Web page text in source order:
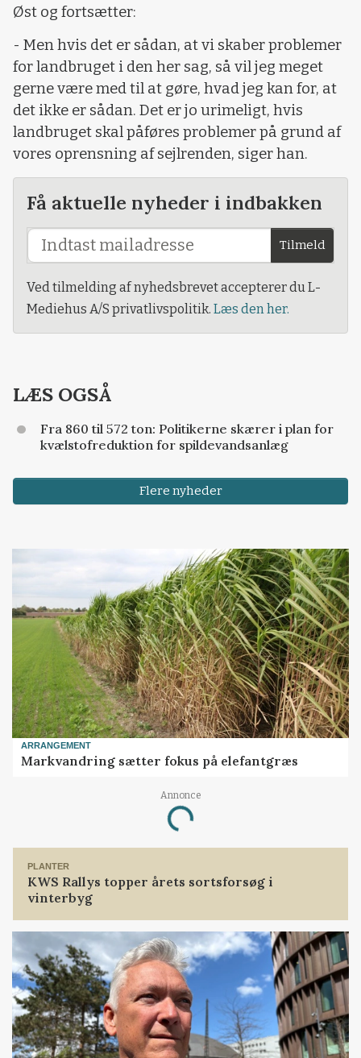
Øst og fortsætter:
- Men hvis det er sådan, at vi skaber problemer
for landbruget i den her sag, så vil jeg meget
gerne være med til at gøre, hvad jeg kan for, at
det ikke er sådan. Det er jo urimeligt, hvis
landbruget skal påføres problemer på grund af
vores oprensning af sejlrenden, siger han.
Få aktuelle nyheder i indbakken
Tilmeld
Ved tilmelding af nyhedsbrevet accepterer du L-
Mediehus A/S privatlivspolitik. Læs den her.
LÆS OGSÅ
Fra 860 til 572 ton: Politikerne skærer i plan for
kvælstofreduktion for spildevandsanlæg
Flere nyheder
ARRANGEMENT
Markvandring sætter fokus på elefantgræs
Annonce
Loading...
PLANTER
KWS Rallys topper årets sortsforsøg i
vinterbyg